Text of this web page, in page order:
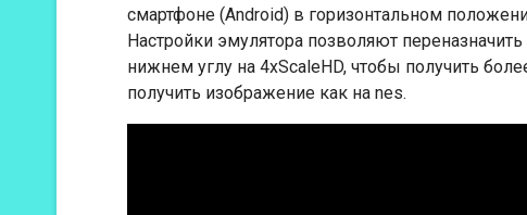
смартфоне (Android) в горизонтальном
Настройки эмулятора позволяют
нижнем углу на 4xScaleHD, чтобы получить
получить изображение как на nes.